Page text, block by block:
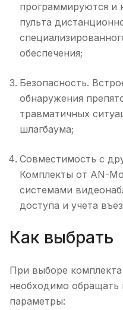
программируются и
пульта
обеспечения;
Безопасность.
обнаружения
травматичных
шлагбаума;
Совместимость с
Комплекты от AN-
системами
доступа и учета
Как выбрать
При выборе
необходимо
параметры: